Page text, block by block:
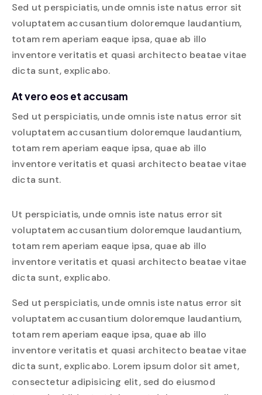
Sed ut perspiciatis, unde omnis iste natus error sit
voluptatem accusantium doloremque laudantium,
totam rem aperiam eaque ipsa, quae ab illo
inventore veritatis et quasi architecto beatae vitae
dicta sunt, explicabo.
At vero eos et accusam
Sed ut perspiciatis, unde omnis iste natus error sit
voluptatem accusantium doloremque laudantium,
totam rem aperiam eaque ipsa, quae ab illo
inventore veritatis et quasi architecto beatae vitae
dicta sunt.
Ut perspiciatis, unde omnis iste natus error sit
voluptatem accusantium doloremque laudantium,
totam rem aperiam eaque ipsa, quae ab illo
inventore veritatis et quasi architecto beatae vitae
dicta sunt, explicabo.
Sed ut perspiciatis, unde omnis iste natus error sit
voluptatem accusantium doloremque laudantium,
totam rem aperiam eaque ipsa, quae ab illo
inventore veritatis et quasi architecto beatae vitae
dicta sunt, explicabo. Lorem ipsum dolor sit amet,
consectetur adipisicing elit, sed do eiusmod